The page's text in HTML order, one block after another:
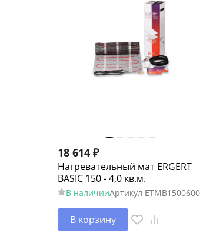
18 614 ₽
Нагревательный мат ERGERT
BASIC 150 - 4,0 кв.м.
В наличииАртикул ETMB1500600
В корзину